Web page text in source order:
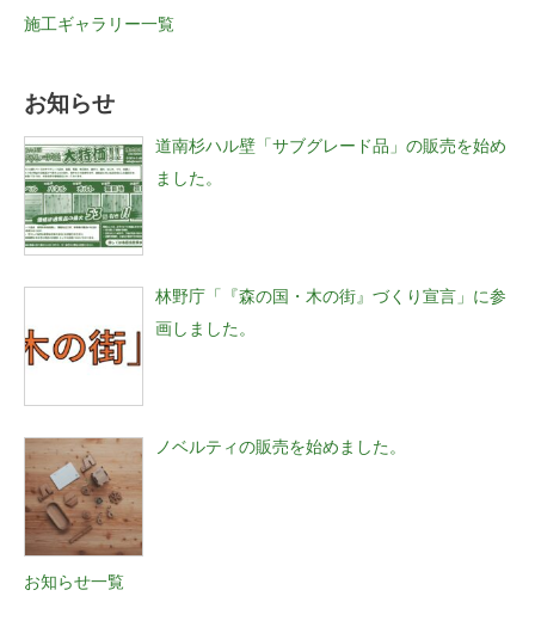
施工ギャラリー一覧
お知らせ
道南杉ハル壁「サブグレード品」の販売を始め
ました。
林野庁「『森の国・木の街』づくり宣言」に参
画しました。
ノベルティの販売を始めました。
お知らせ一覧